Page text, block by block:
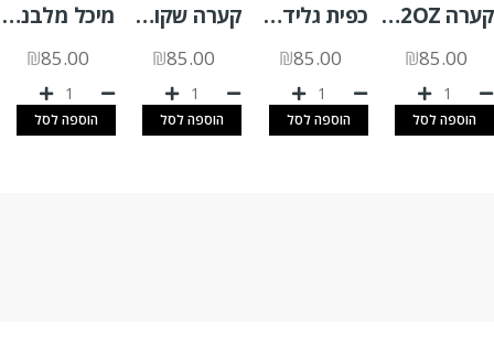
קערה 32OZ קנה סוכר 500 יח'
₪85.00
הוספה לסל
כפית גלידה צבעוני 1 ק"ג
₪85.00
הוספה לסל
קערה שקופה SLR1000 +מכסה צמוד 200 יח'
₪85.00
הוספה לסל
מיכל מלבני 1 ליטר (G) שקוף 200 יח'
₪85.00
הוספה לסל